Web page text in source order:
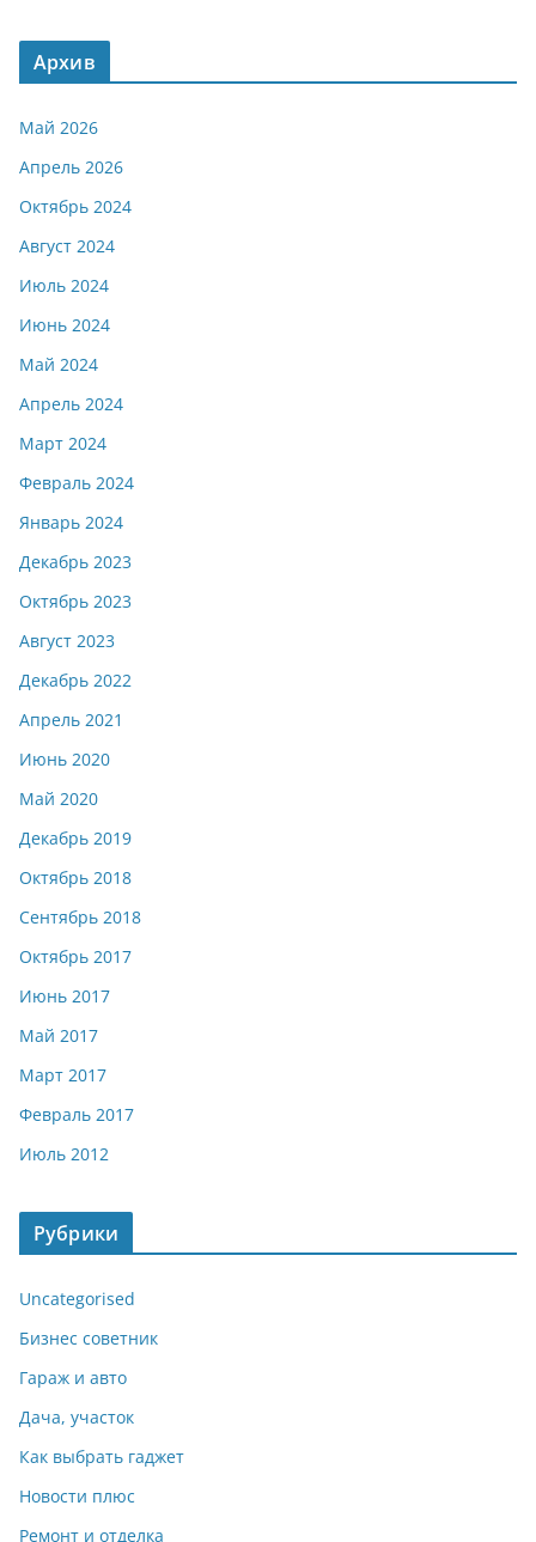
Архив
Май 2026
Апрель 2026
Октябрь 2024
Август 2024
Июль 2024
Июнь 2024
Май 2024
Апрель 2024
Март 2024
Февраль 2024
Январь 2024
Декабрь 2023
Октябрь 2023
Август 2023
Декабрь 2022
Апрель 2021
Июнь 2020
Май 2020
Декабрь 2019
Октябрь 2018
Сентябрь 2018
Октябрь 2017
Июнь 2017
Май 2017
Март 2017
Февраль 2017
Июль 2012
Рубрики
Uncategorised
Бизнес советник
Гараж и авто
Дача, участок
Как выбрать гаджет
Новости плюс
Ремонт и отделка